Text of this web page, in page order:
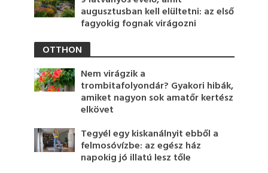
augusztusban kell elültetni: az első
fagyokig fognak virágozni
OTTHON
Nem virágzik a
trombitafolyondár? Gyakori hibák,
amiket nagyon sok amatőr kertész
elkövet
Tegyél egy kiskanálnyit ebből a
felmosóvízbe: az egész ház
napokig jó illatú lesz tőle